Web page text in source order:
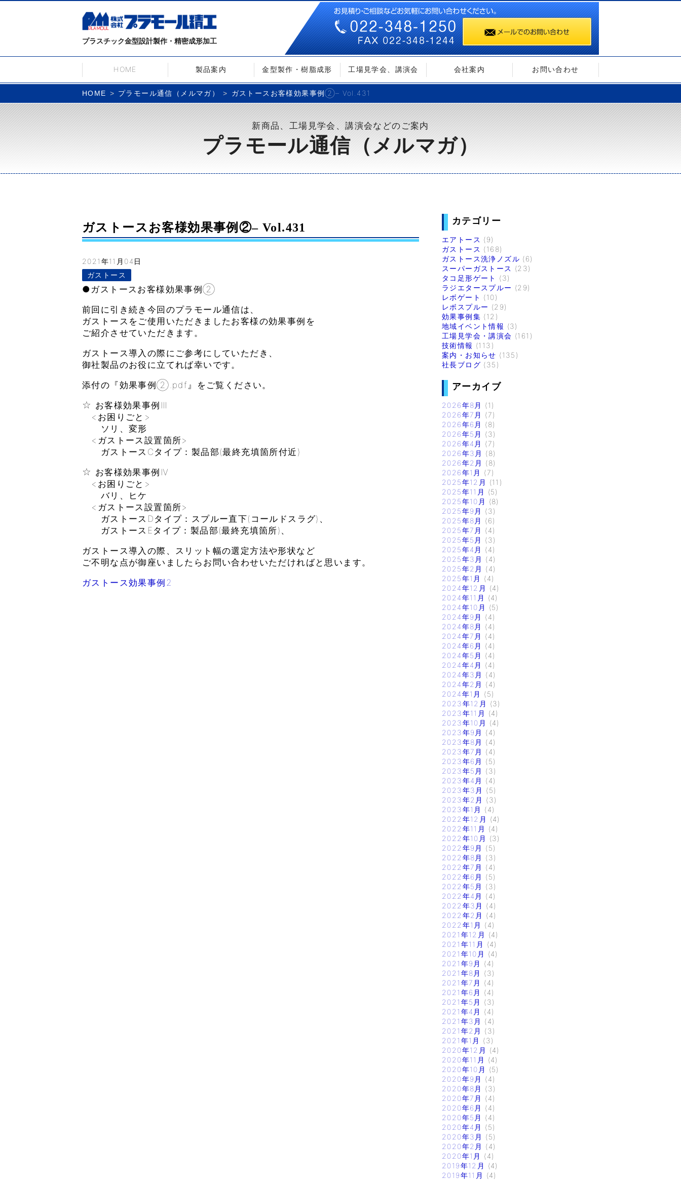
プラスチック金型設計製作・精密成形加工
HOME 製品案内 金型製作・樹脂成形 工場見学会、講演会 会社案内 お問い合わせ
HOME プラモール通信（メルマガ） ガストースお客様効果事例②– Vol.431
新商品、工場見学会、講演会などのご案内
プラモール通信（メルマガ）
ガストースお客様効果事例②– Vol.431
2021年11月04日
ガストース
●ガストースお客様効果事例②
前回に引き続き今回のプラモール通信は、
ガストースをご使用いただきましたお客様の効果事例を
ご紹介させていただきます。
ガストース導入の際にご参考にしていただき、
御社製品のお役に立てれば幸いです。
添付の『効果事例②.pdf』をご覧ください。
☆ お客様効果事例Ⅲ
<お困りごと>
ソリ、変形
<ガストース設置箇所>
ガストースCタイプ：製品部(最終充填箇所付近)
☆ お客様効果事例Ⅳ
<お困りごと>
バリ、ヒケ
<ガストース設置箇所>
ガストースDタイプ：スプルー直下(コールドスラグ)、
ガストースEタイプ：製品部(最終充填箇所)、
ガストース導入の際、スリット幅の選定方法や形状など
ご不明な点が御座いましたらお問い合わせいただければと思います。
ガストース効果事例2
カテゴリー
エアトース (9)
ガストース (168)
ガストース洗浄ノズル (6)
スーパーガストース (23)
タコ足形ゲート
(3)
ラジエタースプルー (29)
レボゲート (10)
レボスプルー (29)
効果事例集 (12)
地域イベント情報 (3)
工場見学会・講演会 (161)
技術情報 (113)
案内・お知らせ (135)
社長ブログ (35)
アーカイブ
2026年8月
(1)
2026年7月
(7)
2026年6月
(8)
2026年5月
(3)
2026年4月
(7)
2026年3月
(8)
2026年2月
(8)
2026年1月
(7)
2025年12月
(11)
2025年11月
(5)
2025年10月
(8)
2025年9月
(3)
2025年8月
(6)
2025年7月
(4)
2025年5月
(3)
2025年4月
(4)
2025年3月
(4)
2025年2月
(4)
2025年1月
(4)
2024年12月
(4)
2024年11月
(4)
2024年10月
(5)
2024年9月
(4)
2024年8月
(4)
2024年7月
(4)
2024年6月
(4)
2024年5月
(4)
2024年4月
(4)
2024年3月
(4)
2024年2月
(4)
2024年1月
(5)
2023年12月
(3)
2023年11月
(4)
2023年10月
(4)
2023年9月
(4)
2023年8月
(4)
2023年7月
(4)
2023年6月
(5)
2023年5月
(3)
2023年4月
(4)
2023年3月
(5)
2023年2月
(3)
2023年1月
(4)
2022年12月
(4)
2022年11月
(4)
2022年10月
(3)
2022年9月
(5)
2022年8月
(3)
2022年7月
(4)
2022年6月
(5)
2022年5月
(3)
2022年4月
(4)
2022年3月
(4)
2022年2月
(4)
2022年1月
(4)
2021年12月
(4)
2021年11月
(4)
2021年10月
(4)
2021年9月
(4)
2021年8月
(3)
2021年7月
(4)
2021年6月
(4)
2021年5月
(3)
2021年4月
(4)
2021年3月
(4)
2021年2月
(3)
2021年1月
(3)
2020年12月
(4)
2020年11月
(4)
2020年10月
(5)
2020年9月
(4)
2020年8月
(3)
2020年7月
(4)
2020年6月
(4)
2020年5月
(4)
2020年4月
(5)
2020年3月
(5)
2020年2月
(4)
2020年1月
(4)
2019年12月
(4)
2019年11月
(4)